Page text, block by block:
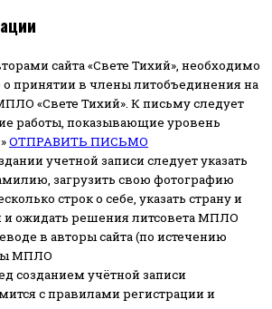
сайта «Свете Тихий», необходимо
о принятии в члены литобъединения на
«Свете Тихий». К письму следует
работы, показывающие уровень
ОТПРАВИТЬ ПИСЬМО
учетной записи следует указать
загрузить свою фотографию
строк о себе, указать страну и
и ожидать решения литсовета МПЛО
в авторы сайта (по истечению
МПЛО
созданием учётной записи
с правилами регистрации и